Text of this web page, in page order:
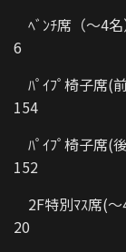
ﾍﾞﾝﾁ席（～4
6
ﾊﾟｲﾌﾟ椅子席
154
ﾊﾟｲﾌﾟ椅子席
152
2F特別ﾏｽ
20